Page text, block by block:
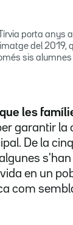
porta anys
del 2019,
sis
que les
garantir la
De la
en un
com